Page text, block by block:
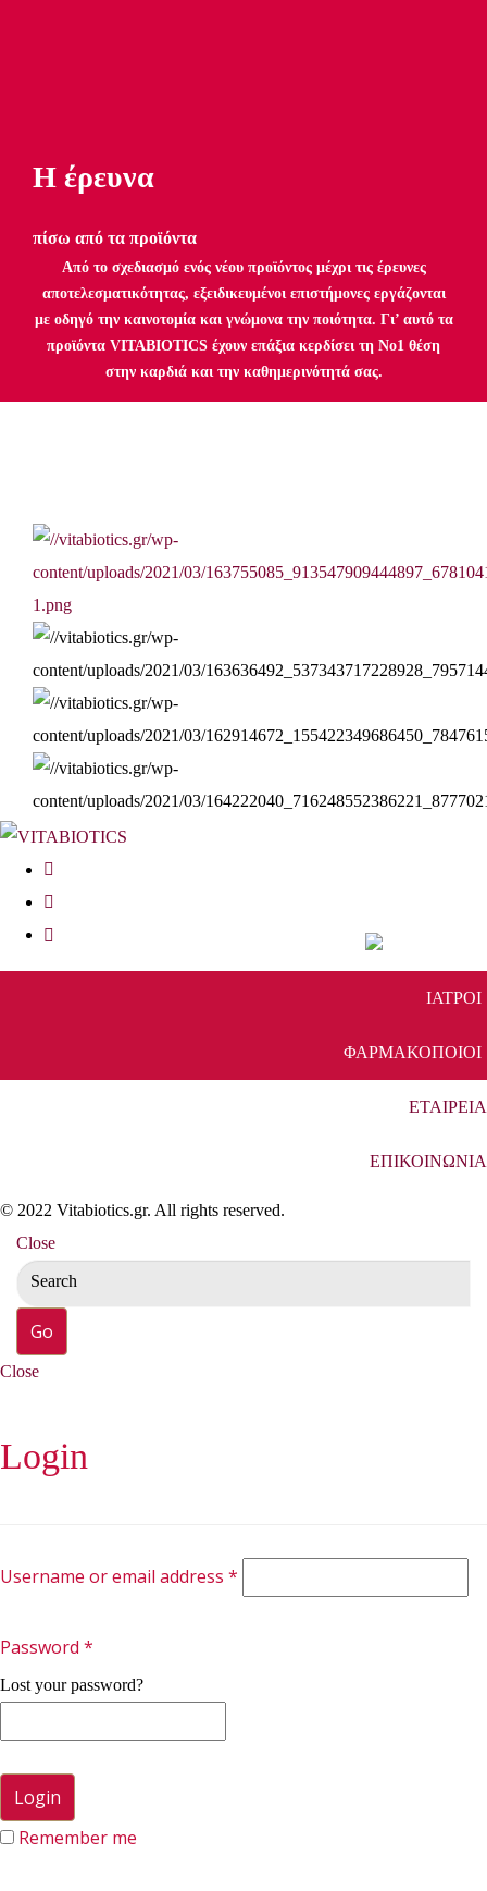
Η έρευνα
πίσω από τα προϊόντα
Από το σχεδιασμό ενός νέου προϊόντος μέχρι τις έρευνες
αποτελεσματικότητας, εξειδικευμένοι επιστήμονες εργάζονται
με οδηγό την καινοτομία και γνώμονα την ποιότητα. Γι’ αυτό τα
προϊόντα VITABIOTICS έχουν επάξια κερδίσει τη Νο1 θέση
στην καρδιά και την καθημερινότητά σας.
ΙΑΤΡΟΙ
ΦΑΡΜΑΚΟΠΟΙΟΙ
ΕΤΑΙΡΕΙΑ
ΕΠΙΚΟΙΝΩΝΙΑ
© 2022 Vitabiotics.gr. All rights reserved.
Close
Close
Login
Username or email address *
Password *
Lost your password?
Remember me